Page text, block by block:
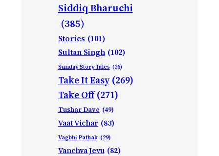
Siddiq Bharuchi
(385)
Stories (101)
Sultan Singh (102)
Sunday Story Tales (26)
Take It Easy (269)
Take Off (271)
Tushar Dave (49)
Vaat Vichar (83)
Vagbhi Pathak (29)
Vanchva Jevu (82)